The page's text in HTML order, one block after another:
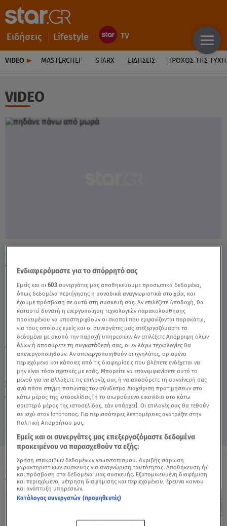
Ειδήσεις Lifestyle
VIDEO MASTERCHEF STARX ΕΙΔΉΣΕΙΣ ΤΡΟΧΌΣ ΤΗΣ
VIDEO
Σάββατο 8 Αυγούστου 2026
15.06.23, 14:05
VIRAL
Πηγή: ruptlty
Οι «Διάβολοι» πηδούν πάνω από δεκάδες
νεογέννητα μωρά - Video
TAGS: ΙΣΠΑΝΙΚΗ ΠΑΡΑΔΟΣΗ ΜΩΡΑ, ΙΣΠΑΝΙΑ
ΟΛΑ ΤΑ ΒΙΝΤΕΟ
Ενδιαφερόμαστε για το απόρρητό σας
Εμείς και οι603 συνεργάτες μας αποθηκεύουμε προσωπικά δεδομένα,
όπως δεδομένα περιήγησης ή μοναδικά αναγνωριστικά στοιχεία, και
έχουμε πρόσβαση σε αυτά στη συσκευή σας. Αν επιλέξετε Αποδοχή, θα
καταστεί δυνατή η ενεργοποίηση τεχνολογιών παρακολούθησης
προκειμένου να υποστηριχθούν οι σκοποί που εμφανίζονται παρακάτω,
για τους οποίους εμείς και οι συνεργάτες μας επεξεργαζόμαστε τα
δεδομένα με σκοπό την παροχή υπηρεσιών. Αν επιλέξετε Απόρριψη όλων
όλων ή αποσύρετε τη συγκατάθεσή σας, οι εν λόγω τεχνολογίες θα
απενεργοποιηθούν. Αν απενεργοποιηθούν οι ιχνηλάτες, ορισμένο
περιεχόμενο και κάποιες από τις διαφημίσεις που βλέπετε ενδέχεται να
μην είναι τόσο σχετικές με εσάς. Μπορείτε να επανεμφανίσετε αυτό το
μενού για να αλλάξετε τις επιλογές σας ή να αποσύρετε τη συναίνεσή σας
ανά πάσα στιγμή πατώντας τον σύνδεσμο Διαχείριση προτιμήσεων στο
κάτω μέρος της ιστοσελίδας [ή το αιωρούμενο εικονίδιο στο κάτω
αριστερό μέρος της ιστοσελίδας, εάν υπάρχει]. Οι επιλογές σας θα τεθούν
σε ισχύ στον Ιστότοπος. Για περισσότερες λεπτομέρειες ανατρέξτε στην
Πολιτική Απορρήτου μας.
Εμείς και οι συνεργάτες μας επεξεργαζόμαστε δεδομένα
προκειμένου να παρασχεθούν τα εξής:
Χρήση επακριβών δεδομένων γεωεντοπισμού. Ακριβής σάρωση
χαρακτηριστικών συσκευής για αναγνώριση ταυτότητας. Αποθήκευση ή/
και πρόσβαση στα δεδομένα μιας συσκευής. Εξατομικευμένη διαφήμιση
και περιεχόμενο, μέτρηση διαφήμισης και περιεχομένου, έρευνα κοινού
και ανάπτυξη υπηρεσιών.
Κατάλογος συνεργατών (προμηθευτές)